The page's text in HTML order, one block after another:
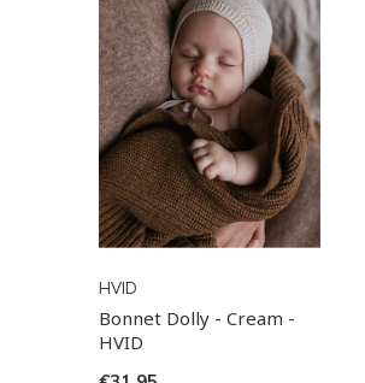
HVID
Bonnet Dolly - Cream -
HVID